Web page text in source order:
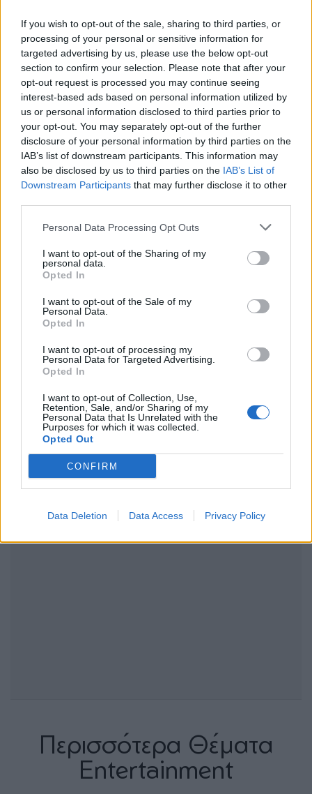
If you wish to opt-out of the sale, sharing to third parties, or
processing of your personal or sensitive information for
targeted advertising by us, please use the below opt-out
section to confirm your selection. Please note that after your
opt-out request is processed you may continue seeing
interest-based ads based on personal information utilized by
us or personal information disclosed to third parties prior to
your opt-out. You may separately opt-out of the further
disclosure of your personal information by third parties on the
IAB’s list of downstream participants. This information may
also be disclosed by us to third parties on the IAB’s List of
Downstream Participants that may further disclose it to other
Personal Data Processing Opt Outs
I want to opt-out of the Sharing of my
personal data.
Opted In
I want to opt-out of the Sale of my
Personal Data.
Opted In
I want to opt-out of processing my
Personal Data for Targeted Advertising.
Opted In
I want to opt-out of Collection, Use,
Retention, Sale, and/or Sharing of my
Personal Data that Is Unrelated with the
Purposes for which it was collected.
Opted Out
CONFIRM
Data Deletion Data Access Privacy Policy
Ακολουθήστε το Pink.gr στοGoogle Newsκαι
μάθετε πρώτοι
Ακολουθήστε το Pink.gr και στο
Instagram
ΔΙΑΦΗΜΙΣΗ
Περισσότερα Θέματα
Entertainment